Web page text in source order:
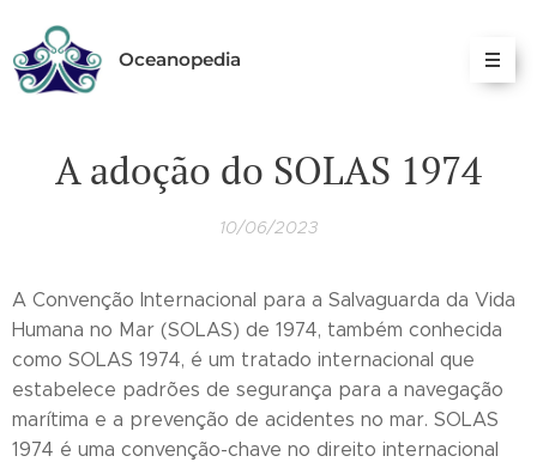
Oceanopedia
A adoção do SOLAS 1974
10/06/2023
A Convenção Internacional para a Salvaguarda da Vida
Humana no Mar (SOLAS) de 1974, também conhecida
como SOLAS 1974, é um tratado internacional que
estabelece padrões de segurança para a navegação
marítima e a prevenção de acidentes no mar. SOLAS
1974 é uma convenção-chave no direito internacional